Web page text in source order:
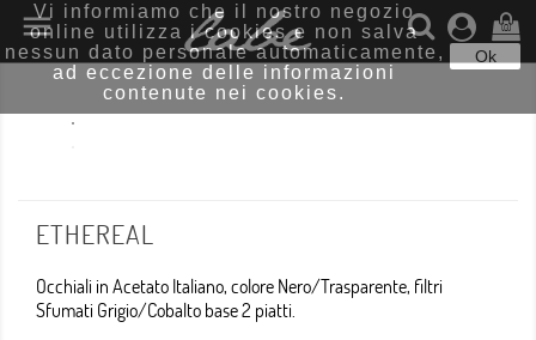
 (0)
ETHEREAL
Occhiali in Acetato Italiano, colore Nero/Trasparente, filtri
Sfumati Grigio/Cobalto base 2 piatti.
Vi informiamo che il nostro negozio
online utilizza i cookies e non salva
nessun dato personale automaticamente,
ad eccezione delle informazioni
contenute nei cookies.
Ok